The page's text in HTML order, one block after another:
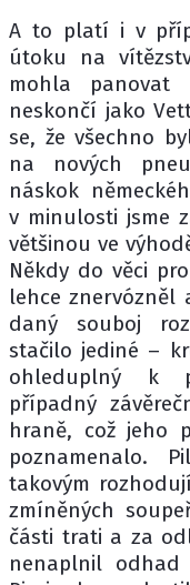
A to platí i v
útoku na
mohla panovat
neskončí jako
se, že všechno
na nových
náskok
v minulosti jsme
většinou ve
Někdy do věci
lehce
daný souboj
stačilo jediné –
ohleduplný k
případný
hraně, což jeho
poznamenalo.
takovým
zmíněných
části trati a za
nenaplnil